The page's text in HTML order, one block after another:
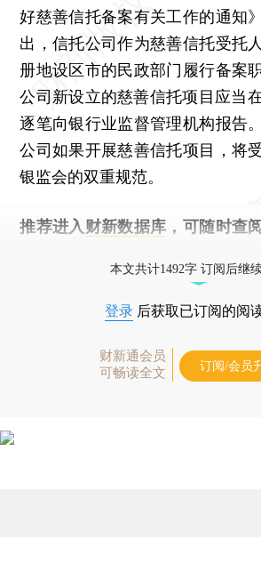
好慈善信托备案有关工作的通知
出，信托公司作为慈善信托受托
册地设区市的民政部门履行备案
公司新设立的慈善信托项目应当
逐笔向银行业监督管理机构报告
公司如果开展慈善信托项目，将
银监会的双重规范。
推荐进入 财新数据库 ，可随时查
本文共计1492字 订阅后继
登录 后获取已订阅的阅
财新通会员
可畅读全文
订阅/会员